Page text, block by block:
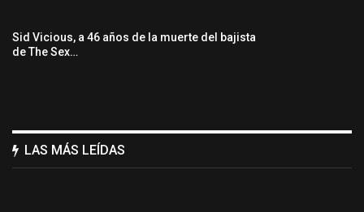
Sid Vicious, a 46 años de la muerte del bajista
de The Sex…
LAS MÁS LEÍDAS